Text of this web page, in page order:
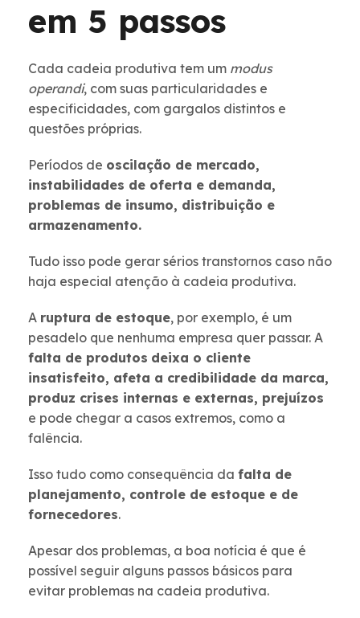
em 5 passos
Cada cadeia produtiva tem um modus
operandi, com suas particularidades e
especificidades, com gargalos distintos e
questões próprias.
Períodos de oscilação de mercado,
instabilidades de oferta e demanda,
problemas de insumo, distribuição e
armazenamento.
Tudo isso pode gerar sérios transtornos caso não
haja especial atenção à cadeia produtiva.
A ruptura de estoque, por exemplo, é um
pesadelo que nenhuma empresa quer passar. A
falta de produtos deixa o cliente
insatisfeito, afeta a credibilidade da marca,
produz crises internas e externas, prejuízos
e pode chegar a casos extremos, como a
falência.
Isso tudo como consequência da falta de
planejamento, controle de estoque e de
fornecedores.
Apesar dos problemas, a boa notícia é que é
possível seguir alguns passos básicos para
evitar problemas na cadeia produtiva.